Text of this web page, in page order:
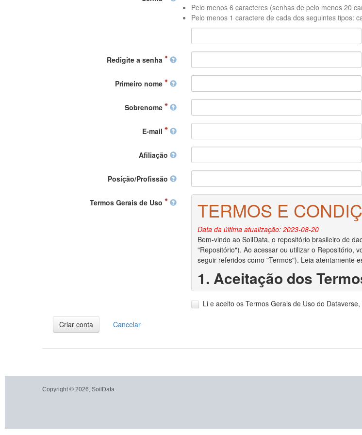
Pelo menos 6 caracteres (senhas de pelo menos 20
Pelo menos 1 caractere de cada dos seguintes tipos:
Redigite a senha
Primeiro nome
Sobrenome
E-mail
Afiliação
Posição/Profissão
Termos Gerais de Uso TERMOS E
Data da última atualização: 2023-08-20
Bem-vindo ao SoilData, o repositório brasileiro de
"Repositório"). Ao acessar ou utilizar o Repositório,
seguir referidos como "Termos"). Leia atentamente
1. Aceitação dos
1.2. Você declara ser o criador/autor dos dados ou
conjunto de dados e você for o proprietário dos
2.2. Se os direitos autorais forem aplicáveis e
2.3. Ao depositar dados no Repositório, você
Li e aceito os Termos Gerais de Uso do
Criar conta Cancelar
Copyright © 2026, SoilData